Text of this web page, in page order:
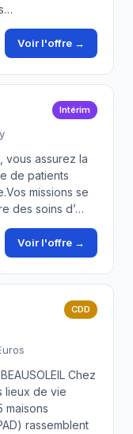
Voir l'offre →
Intérim
vous assurez la
de patients
missions se
des soins d’…
Voir l'offre →
CDD
Chez
lieux de vie
maisons
rassemblent